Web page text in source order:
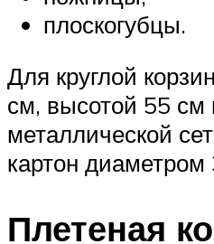
плоскогубцы.
Для круглой
см, высотой 55 см
металлической
картон диаметром
Плетеная